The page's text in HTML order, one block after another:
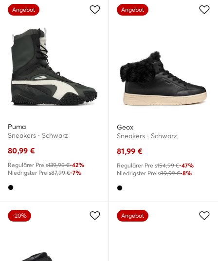
Angebot
Puma
Sneakers · Schwarz
80,99 €
Regulärer Preis139,99 €-42%
Niedrigster Preis87,99 €-7%
Angebot
Geox
Sneakers · Schwarz
81,99 €
Regulärer Preis154,99 €-47%
Niedrigster Preis89,99 €-8%
-20% Angebot